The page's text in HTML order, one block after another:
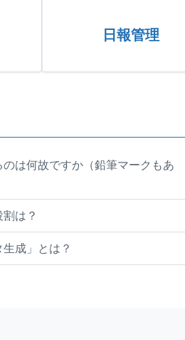
日報管理
は何故ですか（鉛筆マークもあ
は？
成」とは？